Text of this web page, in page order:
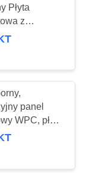
Płyta
z
na
panel
WPC, płyty
do dekoracji